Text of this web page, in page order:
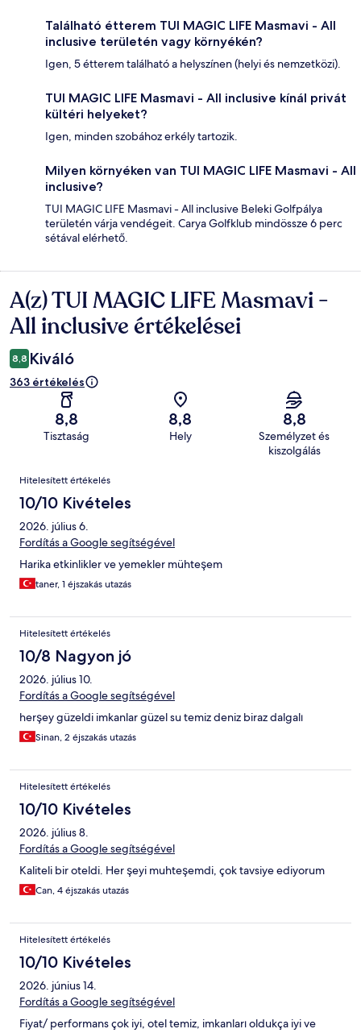
Található étterem TUI MAGIC LIFE Masmavi - All
inclusive területén vagy környékén?
Igen, 5 étterem található a helyszínen (helyi és nemzetközi).
TUI MAGIC LIFE Masmavi - All inclusive kínál privát
kültéri helyeket?
Igen, minden szobához erkély tartozik.
Milyen környéken van TUI MAGIC LIFE Masmavi - All
inclusive?
TUI MAGIC LIFE Masmavi - All inclusive Beleki Golfpálya
területén várja vendégeit. Carya Golfklub mindössze 6 perc
sétával elérhető.
Értékelések
A(z) TUI MAGIC LIFE Masmavi -
All inclusive értékelései
8,8 Kiváló
363 értékelés
8,8
Tisztaság
8,8
Hely
8,8
Személyzet és
kiszolgálás
Értékelések
Hitelesített értékelés
10/10 Kivételes
2026. július 6.
Fordítás a Google segítségével
Harika etkinlikler ve yemekler mühteşem
taner, 1 éjszakás utazás
Hitelesített értékelés
10/8 Nagyon jó
2026. július 10.
Fordítás a Google segítségével
herşey güzeldi imkanlar güzel su temiz deniz biraz dalgalı
Sinan, 2 éjszakás utazás
Hitelesített értékelés
10/10 Kivételes
2026. július 8.
Fordítás a Google segítségével
Kaliteli bir oteldi. Her şeyi muhteşemdi, çok tavsiye ediyorum
Can, 4 éjszakás utazás
Hitelesített értékelés
10/10 Kivételes
2026. június 14.
Fordítás a Google segítségével
Fiyat/ performans çok iyi, otel temiz, imkanları oldukça iyi ve